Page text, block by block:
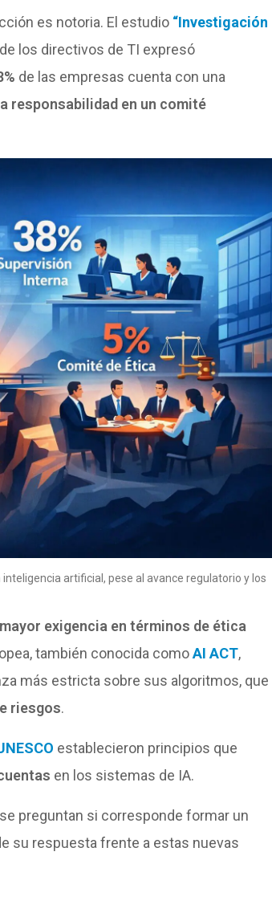
es notoria. El estudio “Investigación
de los directivos de TI expresó
de las empresas cuenta con una
responsabilidad en un comité
artificial, pese al avance regulatorio y los
exigencia en términos de ética
también conocida comoAI ACT,
más estricta sobre sus algoritmos, que
riesgos.
establecieron principios que
en los sistemas de IA.
preguntan si corresponde formar un
su respuesta frente a estas nuevas